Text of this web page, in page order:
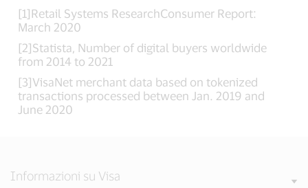
[1]Retail Systems ResearchConsumer Report:
March 2020
[2]Statista, Number of digital buyers worldwide
from 2014 to 2021
[3]VisaNet merchant data based on tokenized
transactions processed between Jan. 2019 and
June 2020
Informazioni su Visa